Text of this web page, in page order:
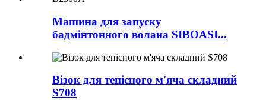
Машина для запуску
бадмінтонного волана SIBOASI...
Візок для тенісного м'яча складний
S708